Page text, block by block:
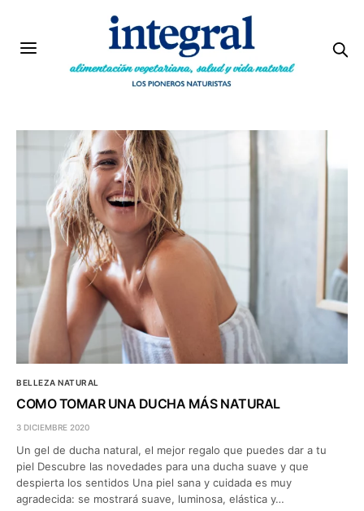
BELLEZA NATURAL
COMO TOMAR UNA DUCHA MÁS NATURAL
3 DICIEMBRE 2020
Un gel de ducha natural, el mejor regalo que puedes dar a tu
piel Descubre las novedades para una ducha suave y que
despierta los sentidos Una piel sana y cuidada es muy
agradecida: se mostrará suave, luminosa, elástica y…